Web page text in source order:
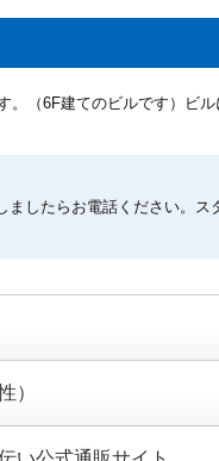
。（6F建てのビルです）ビ
ましたらお電話ください。ス
）